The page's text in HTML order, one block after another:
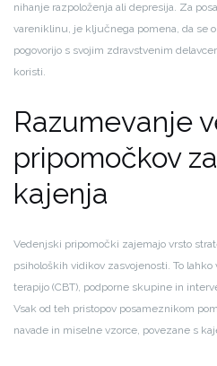
nihanje razpoloženja ali depresija. Za
vareniklinu, je ključnega pomena, da se
pogovorijo s svojim zdravstvenim
koristi.
Razumevanje
pripomočkov
kajenja
Vedenjski pripomočki zajemajo vrsto
psiholoških vidikov zasvojenosti. To
terapijo (CBT), podporne skupine in
Vsak od teh pristopov posameznikom
navade in miselne vzorce, povezane s